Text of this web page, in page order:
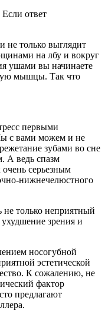
ответ
только выглядит
на лбу и вокруг
ушами вы начинаете
мышцы. Так что
первыми
с вами можем и не
зубами во сне
А ведь спазм
серьезным
нижнечелюстного
только неприятный
зрения и
носогубной
эстетической
К сожалению, не
фактор
предлагают